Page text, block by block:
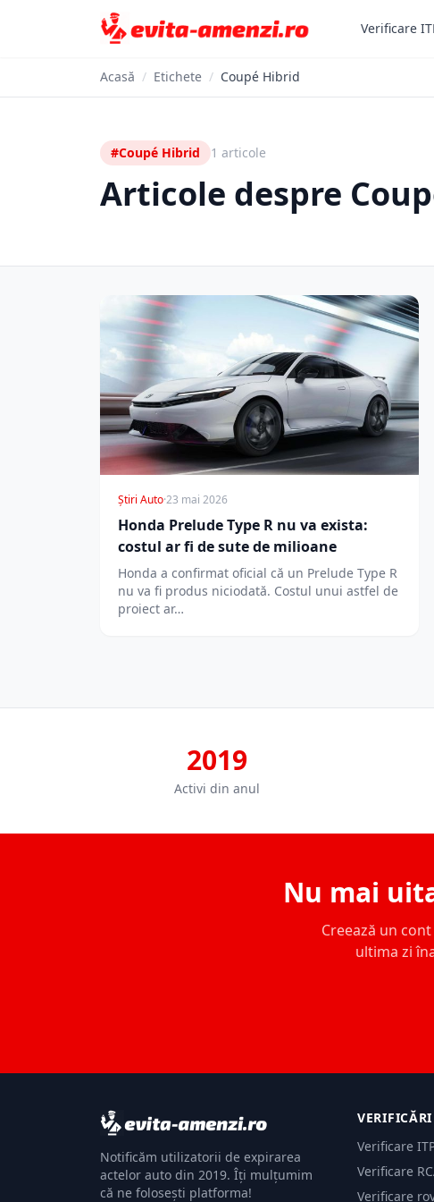
Verificare
Acasă / Etichete / Coupé Hibrid
#Coupé Hibrid 1 articole
Articole despre
Știri Auto·23 mai 2026
Honda Prelude Type R nu va exista:
costul ar fi de sute de milioane
Honda a confirmat oficial că un Prelude Type R
nu va fi produs niciodată. Costul unui astfel de
proiect ar…
2019
Activi din anul
Nu mai
Creează un
ultima zi
Notificăm utilizatorii de expirarea
actelor auto din 2019. Îți mulțumim
că ne folosești platforma!
VERIFICĂRI
Verificare
Verificare
Verificare